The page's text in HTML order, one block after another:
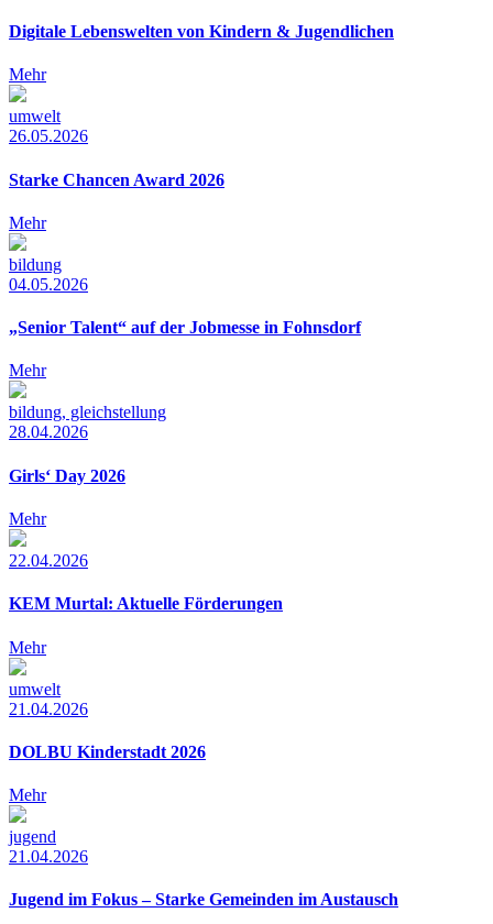
Digitale Lebenswelten von Kindern & Jugendlichen
Mehr
umwelt
26.05.2026
Starke Chancen Award 2026
Mehr
bildung
04.05.2026
„Senior Talent“ auf der Jobmesse in Fohnsdorf
Mehr
bildung, gleichstellung
28.04.2026
Girls‘ Day 2026
Mehr
22.04.2026
KEM Murtal: Aktuelle Förderungen
Mehr
umwelt
21.04.2026
DOLBU Kinderstadt 2026
Mehr
jugend
21.04.2026
Jugend im Fokus – Starke Gemeinden im Austausch